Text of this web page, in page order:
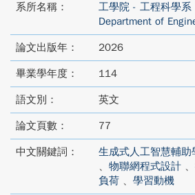
系所名稱：
工學院 - 工程科學系
Department of
論文出版年： 2026
畢業學年度： 114
語文別： 英文
論文頁數： 77
中文關鍵詞： 生成式人工智慧輔助
、 物聯網程式設計 、
負荷 、 學習動機